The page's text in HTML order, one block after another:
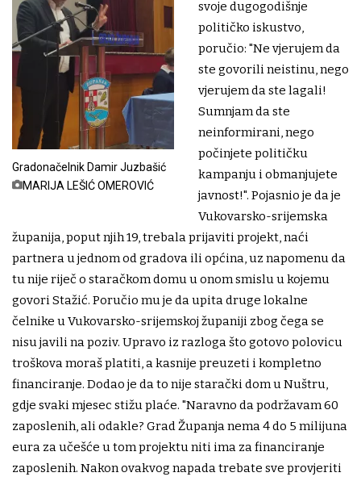
Gradonačelnik Damir Juzbašić
MARIJA LEŠIĆ OMEROVIĆ
svoje dugogodišnje
političko iskustvo,
poručio: "Ne vjerujem da
ste govorili neistinu, nego
vjerujem da ste lagali!
Sumnjam da ste
neinformirani, nego
počinjete političku
kampanju i obmanjujete
javnost!". Pojasnio je da je
Vukovarsko-srijemska
županija, poput njih 19, trebala prijaviti projekt, naći
partnera u jednom od gradova ili općina, uz napomenu da
tu nije riječ o staračkom domu u onom smislu u kojemu
govori Stažić. Poručio mu je da upita druge lokalne
čelnike u Vukovarsko-srijemskoj županiji zbog čega se
nisu javili na poziv. Upravo iz razloga što gotovo polovicu
troškova moraš platiti, a kasnije preuzeti i kompletno
financiranje. Dodao je da to nije starački dom u Nuštru,
gdje svaki mjesec stižu plaće. "Naravno da podržavam 60
zaposlenih, ali odakle? Grad Županja nema 4 do 5 milijuna
eura za učešće u tom projektu niti ima za financiranje
zaposlenih. Nakon ovakvog napada trebate sve provjeriti